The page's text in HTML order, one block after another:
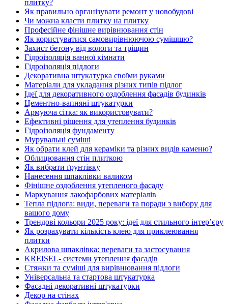
плитку?
Як правильно організувати ремонт у новобудові
Чи можна класти плитку на плитку
Професійне фінішне вирівнювання стін
Як користуватися самовирівнюючою сумішшю?
Захист бетону від вологи та тріщин
Гідроізоляція ванної кімнати
Гідроізоляція підлоги
Декоративна штукатурка своїми руками
Матеріали для укладання різних типів підлог
Ідеї для декоративного оздоблення фасадів будинків
Цементно-вапняні штукатурки
Армуюча сітка: як використовувати?
Ефективні рішення для утеплення будинків
Гідроізоляція фундаменту
Мурувальні суміші
Як обрати клей для кераміки та різних видів каменю?
Облицювання стін плиткою
Як вибрати ґрунтівку
Нанесення шпаклівки валиком
Фінішне оздоблення утепленого фасаду
Маркування лакофарбових матеріалів
Тепла підлога: види, переваги та поради з вибору для
вашого дому
Трендові кольори 2025 року: ідеї для стильного інтер’єру
Як розрахувати кількість клею для приклеювання
плитки
Акрилова шпаклівка: переваги та застосування
KREISEL- системи утеплення фасадів
Стяжки та суміші для вирівнювання підлоги
Універсальна та стартова штукатурка
Фасадні декоративні штукатурки
Декор на стінах